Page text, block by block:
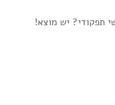
תפקודי? יש מוצא!